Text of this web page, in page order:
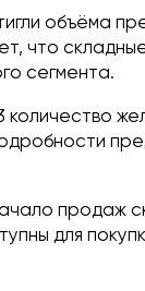
объёма
что
сегмента.
количество
продаж
для